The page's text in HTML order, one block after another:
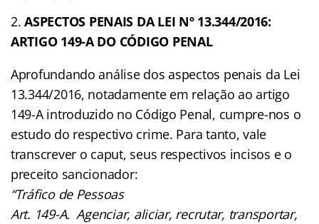
ASPECTOS PENAIS DA LEI Nº 13.344/2016:
ARTIGO 149-A DO CÓDIGO PENAL
Aprofundando análise dos aspectos penais da Lei
13.344/2016, notadamente em relação ao artigo
149-A introduzido no Código Penal, cumpre-nos o
estudo do respectivo crime. Para tanto, vale
transcrever o caput, seus respectivos incisos e o
preceito sancionador:
“Tráfico de Pessoas
Art. 149-A. Agenciar, aliciar, recrutar, transportar,